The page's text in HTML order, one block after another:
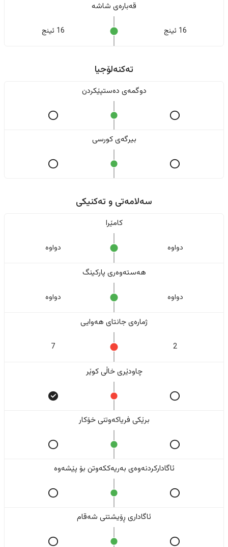
قەبارەی شاشە
16 ئینج 16 ئینج
تەکنەلۆجیا
دوگمەی دەستپێکردن
بیرگەی کورسی
سەلامەتی و تەکنیکی
کامێرا
دواوە دواوە
هەستەوەری پارکینگ
دواوە دواوە
ژمارەی جانتای هەوایی
2
7
چاودێری خاڵی کوێر
برێکی فریاکەوتنی خۆکار
ئاگادارکردنەوەی بەریەککەوتن بۆ پێشەوە
ئاگاداری ڕۆیشتنی شەقام